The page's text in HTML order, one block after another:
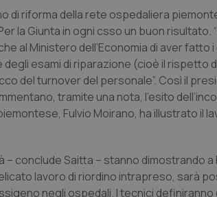
di riforma della rete ospedaliera
la Giunta in ogni csso un buon risultato.
al Ministero dell’Economia di aver
degli esami di riparazione (cioè il
del turnover del personale”. Così il
tramite una nota, l’esito
Fulvio Moirano, ha illustrato il
– conclude Saitta – stanno dimostrando
lavoro di riordino intrapreso, sarà
negli ospedali. I tecnici definiranno